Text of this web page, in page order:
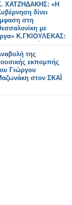
ΧΑΤΖΗΔΑΚΗΣ: «Η
δίνει
στη
με
Κ.ΓΚΙΟΥΛΕΚΑΣ:
Θεσσαλονίκη
σελίδα»
της
εκπομπής
Γιώργου
στον ΣΚΑΪ